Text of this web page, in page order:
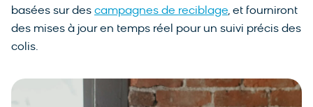
basées sur des campagnes de reciblage, et fourniront
des mises à jour en temps réel pour un suivi précis des
colis.